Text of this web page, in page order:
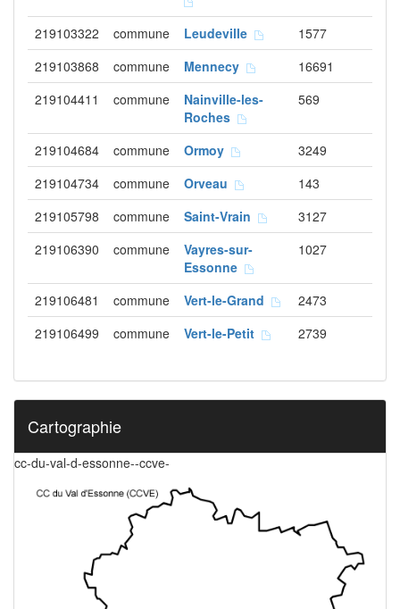
219103322 commune Leudeville
1577
219103868
commune Mennecy
16691
219104411
commune
Nainville-les-
Roches
569
219104684 commune Ormoy
3249
219104734
commune Orveau
143
219105798
commune Saint-Vrain
3127
219106390
commune
Vayres-sur-
Essonne
1027
219106481 commune Vert-le-Grand
2473
219106499
commune Vert-le-Petit 2739
Cartographie
cc-du-val-d-essonne--ccve-